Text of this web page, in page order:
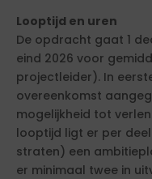
Looptijd en uren
De opdracht gaat 1
eind 2026 voor
projectleider). In
overeenkomst
mogelijkheid tot
looptijd ligt er per
straten) een
er minimaal twee in